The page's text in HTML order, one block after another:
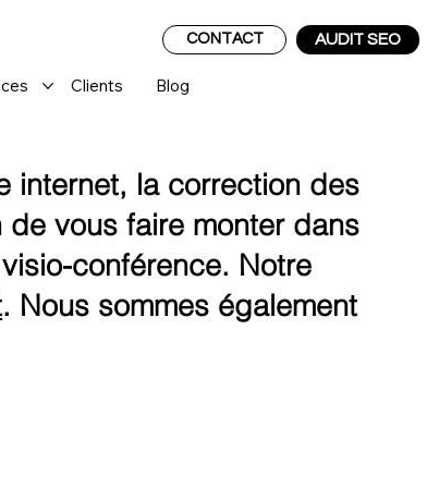
AUDIT SEO
CONTACT
Clients Blog
internet, la correction des
de vous faire monter dans
conférence. Notre
. Nous sommes également